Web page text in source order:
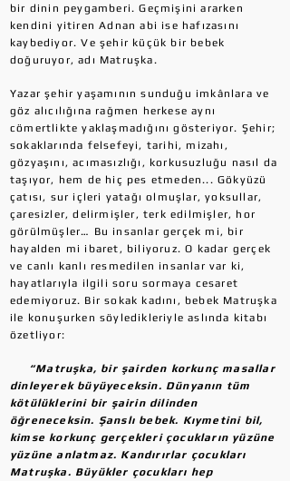
bir dinin peygamberi. Geçmişini ararken
kendini yitiren Adnan abi ise hafızasını
kaybediyor. Ve şehir küçük bir bebek
doğuruyor, adı Matruşka.
Yazar şehir yaşamının sunduğu imkânlara ve
göz alıcılığına rağmen herkese aynı
cömertlikte yaklaşmadığını gösteriyor. Şehir;
sokaklarında felsefeyi, tarihi, mizahı,
gözyaşını, acımasızlığı, korkusuzluğu nasıl da
taşıyor, hem de hiç pes etmeden... Gökyüzü
çatısı, sur içleri yatağı olmuşlar, yoksullar,
çaresizler, delirmişler, terk edilmişler, hor
görülmüşler… Bu insanlar gerçek mi, bir
hayalden mi ibaret, biliyoruz. O kadar gerçek
ve canlı kanlı resmedilen insanlar var ki,
hayatlarıyla ilgili soru sormaya cesaret
edemiyoruz. Bir sokak kadını, bebek Matruşka
ile konuşurken söyledikleriyle aslında kitabı
özetliyor:
“Matruşka, bir şairden korkunç masallar
dinleyerek büyüyeceksin. Dünyanın tüm
kötülüklerini bir şairin dilinden
öğreneceksin. Şanslı bebek. Kıymetini bil,
kimse korkunç gerçekleri çocukların yüzüne
yüzüne anlatmaz. Kandırırlar çocukları
Matruşka. Büyükler çocukları hep